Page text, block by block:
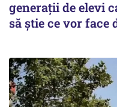
generații de elevi
să știe ce vor face